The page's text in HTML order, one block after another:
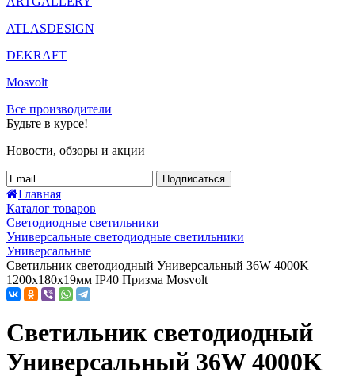
ATLASDESIGN
DEKRAFT
Mosvolt
Все производители
Будьте в курсе!
Новости, обзоры и акции
Подписаться
Главная
Каталог товаров
Светодиодные светильники
Универсальные светодиодные светильники
Универсальные
Светильник светодиодный Универсальный 36W 4000K
1200х180х19мм IP40 Призма Mosvolt
Светильник светодиодный
Универсальный 36W 4000K